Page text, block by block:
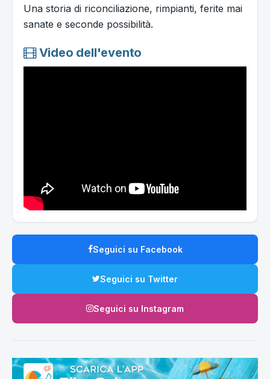
Una storia di riconciliazione, rimpianti, ferite mai
sanate e seconde possibilità.
Video dell'evento
Seguici su Facebook
Seguici su Twitter
Seguici su Instagram